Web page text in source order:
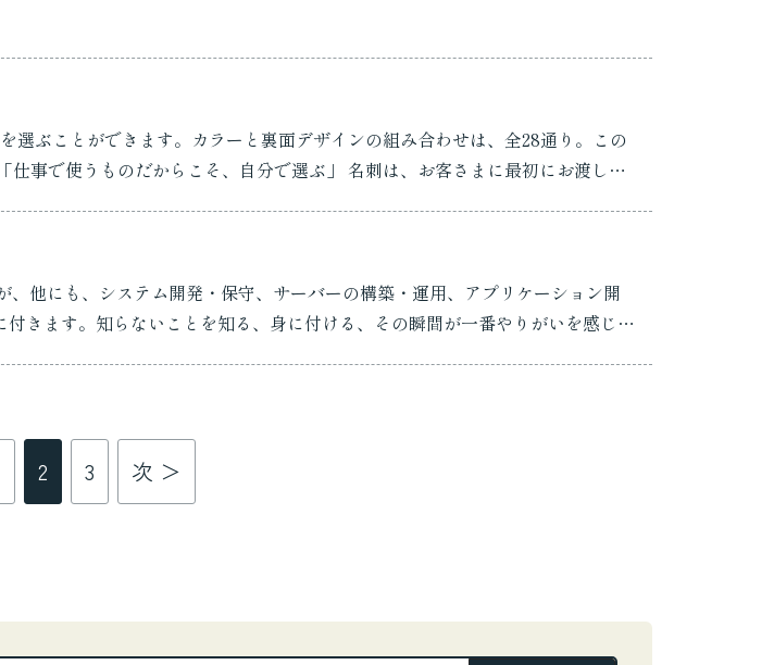
ぶことができます。カラーと裏面デザインの組み合わせは、全28通り。この
他にも、システム開発・保守、サーバーの構築・運用、アプリケーション開
きます。知らないことを知る、身に付ける、その瞬間が一番やりがいを感じる
2 3 次 ＞